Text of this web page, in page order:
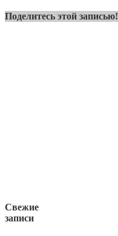
Поделитесь этой записью!
Свежие
записи